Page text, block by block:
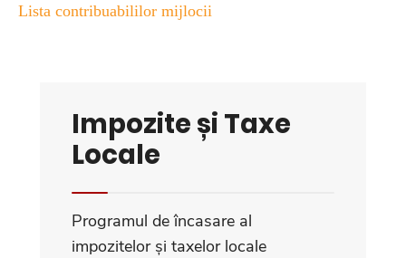
Lista contribuabililor mijlocii
Impozite și Taxe
Locale
Programul de încasare al
impozitelor și taxelor locale